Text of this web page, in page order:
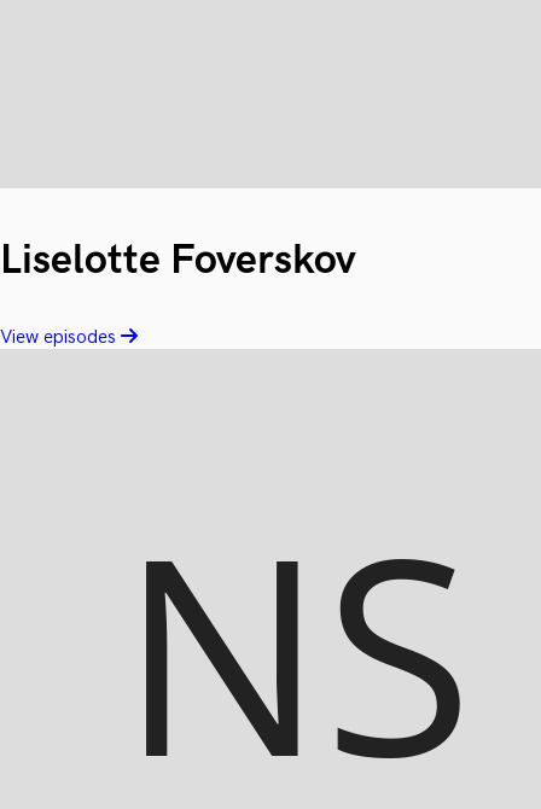
Liselotte Foverskov
View episodes